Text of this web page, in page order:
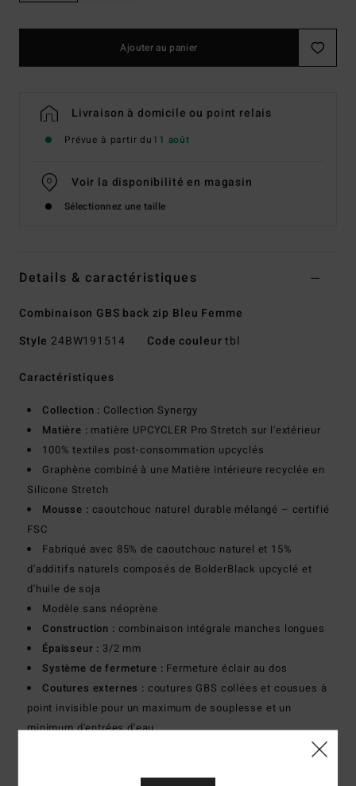
Ajouter au panier
Livraison à domicile ou point relais
Prévue à partir du11 août
Voir la disponibilité en magasin
Sélectionnez une taille
Details & caractéristiques
Combinaison GBS back zip Bleu Femme
Style 24BW191514 Code couleurtbl
Caractéristiques
Collection : Collection Synergy
Matière : matière UPCYCLER Pro Stretch sur l'extérieur
100% textiles post-consommation upcyclés
Graphène combiné à une Matière intérieure recyclée en
Silicone Stretch
Mousse : caoutchouc naturel durable mélangé – certifié
FSC
Fabriqué avec 85% de caoutchouc naturel et 15%
d'additifs naturels composés de BolderBlack upcyclé et
d'huile de soja
Modèle sans néoprène
Construction : combinaison intégrale manches longues
Épaisseur : 3/2 mm
Système de fermeture : Fermeture éclair au dos
Coutures externes : coutures GBS collées et cousues à
point invisible pour un maximum de souplesse et un
minimum d'entrées d'eau
Bande néoprène Superflex